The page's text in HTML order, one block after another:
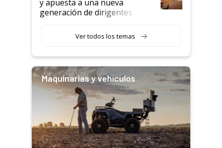
y apuesta a una nueva
generación de dirigentes
Ver todos los temas
Maquinarias y vehículos